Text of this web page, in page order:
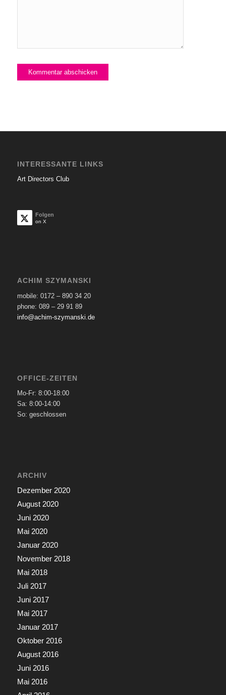
INTERESSANTE LINKS
Art Directors Club
Folgen
on X
ACHIM SZYMANSKI
mobile: 0172 – 890 34 20
phone: 089 – 29 91 89
info@achim-szymanski.de
OFFICE-ZEITEN
Mo-Fr: 8:00-18:00
Sa: 8:00-14:00
So: geschlossen
ARCHIV
Dezember 2020
August 2020
Juni 2020
Mai 2020
Januar 2020
November 2018
Mai 2018
Juli 2017
Juni 2017
Mai 2017
Januar 2017
Oktober 2016
August 2016
Juni 2016
Mai 2016